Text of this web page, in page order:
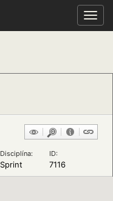
Disciplína: ID:
Sprint 7116